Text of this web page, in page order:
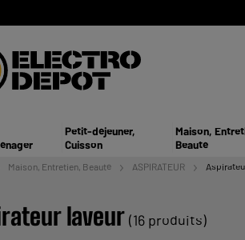
Petit-déjeuner,
Cuisson
Maison,
Beauté
Maison, Entretien, Beauté ASPIRATEUR
laveur (16 produits)